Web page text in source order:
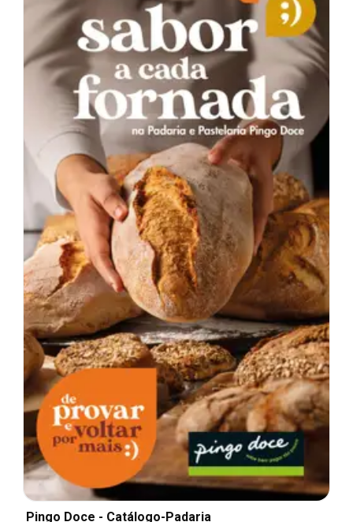
Pingo Doce - Catálogo-Padaria